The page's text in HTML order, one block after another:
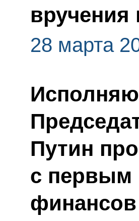
вручения
28 марта
Путин
с первым